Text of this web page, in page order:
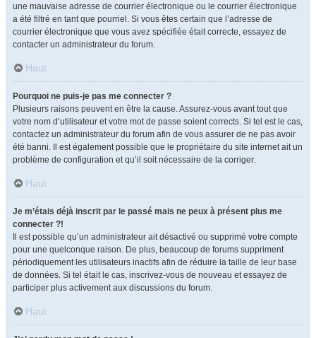
une mauvaise adresse de courrier électronique ou le courrier électronique
a été filtré en tant que pourriel. Si vous êtes certain que l’adresse de
courrier électronique que vous avez spécifiée était correcte, essayez de
contacter un administrateur du forum.
Haut
Pourquoi ne puis-je pas me connecter ?
Plusieurs raisons peuvent en être la cause. Assurez-vous avant tout que
votre nom d’utilisateur et votre mot de passe soient corrects. Si tel est le cas,
contactez un administrateur du forum afin de vous assurer de ne pas avoir
été banni. Il est également possible que le propriétaire du site internet ait un
problème de configuration et qu’il soit nécessaire de la corriger.
Haut
Je m’étais déjà inscrit par le passé mais ne peux à présent plus me
connecter ?!
Il est possible qu’un administrateur ait désactivé ou supprimé votre compte
pour une quelconque raison. De plus, beaucoup de forums suppriment
périodiquement les utilisateurs inactifs afin de réduire la taille de leur base
de données. Si tel était le cas, inscrivez-vous de nouveau et essayez de
participer plus activement aux discussions du forum.
Haut